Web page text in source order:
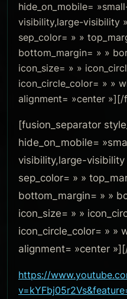
hide_on_mobile=
visibility,large-visibility
sep_color= » »
bottom_margin= » »
icon_size= » »
icon_circle_color= » »
alignment= »center »][/
[fusion_separator
hide_on_mobile=
visibility,large-visibility
sep_color= » »
bottom_margin= » »
icon_size= » »
icon_circle_color= » »
alignment= »center
https://